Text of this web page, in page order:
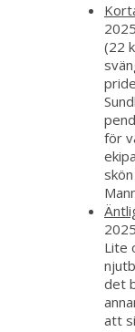
2025
(22
för
2025
Lite
det
att